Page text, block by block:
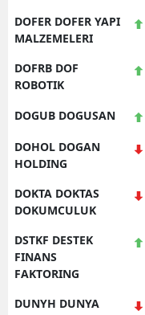
DOFER DOFER YAPI
MALZEMELERI
DOFRB DOF
ROBOTIK
DOGUB DOGUSAN
DOHOL DOGAN
HOLDING
DOKTA DOKTAS
DOKUMCULUK
DSTKF DESTEK
FINANS
FAKTORING
DUNYH DUNYA